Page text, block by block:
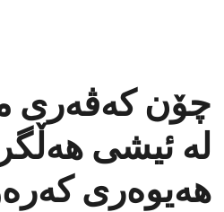
چۆن کەڤەری
لە ئیشی
هەیوەری